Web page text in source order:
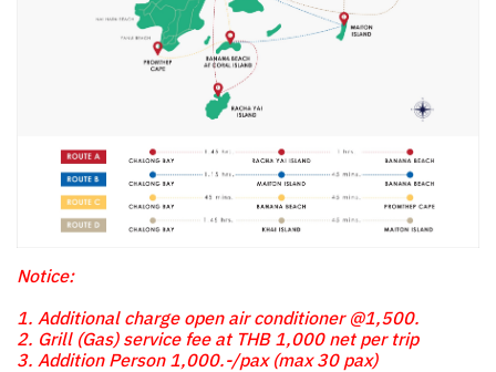
Notice:
1. Additional charge open air conditioner @1,500.
2. Grill (Gas) service fee at THB 1,000 net per trip
3. Addition Person 1,000.-/pax (max 30 pax)